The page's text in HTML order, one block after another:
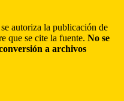
autoriza la publicación de
que se cite la fuente. No se
a archivos